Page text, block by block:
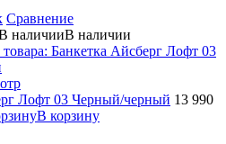
Сравнение
В наличии
Лофт 03 Черный/черный 13 990
В корзину